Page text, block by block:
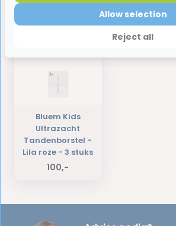
Laatst bekeken producten
Bluem Kids
Ultrazacht
Tandenborstel -
Lila roze - 3 stuks
100,-
Reject all
Allow selection